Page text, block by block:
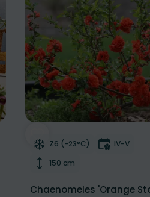
Odober do zoznamu želaní
Mrazuvzdornosť
Z6 (-23°C) Doba
IV-V
Výška rastliny
150 cm
Chaenomeles 'Orange